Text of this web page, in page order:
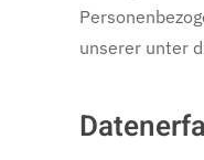
unserer unter